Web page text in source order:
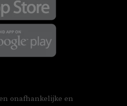
onafhankelijke en